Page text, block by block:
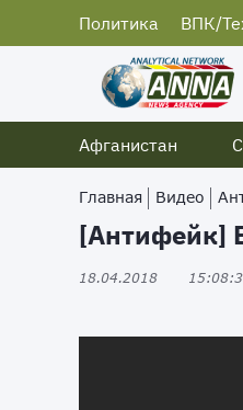
Политика ВПК/
Афганистан
Главная Видео
[Антифейк]
18.04.2018